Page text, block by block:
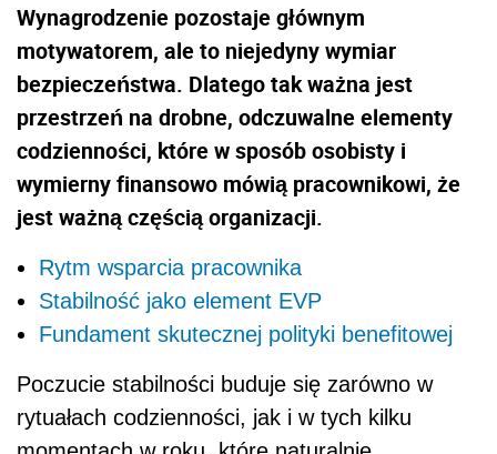
Wynagrodzenie pozostaje głównym
motywatorem, ale to niejedyny wymiar
bezpieczeństwa. Dlatego tak ważna jest
przestrzeń na drobne, odczuwalne elementy
codzienności, które w sposób osobisty i
wymierny finansowo mówią pracownikowi, że
jest ważną częścią organizacji.
Rytm wsparcia pracownika
Stabilność jako element EVP
Fundament skutecznej polityki benefitowej
Poczucie stabilności buduje się zarówno w
rytuałach codzienności, jak i w tych kilku